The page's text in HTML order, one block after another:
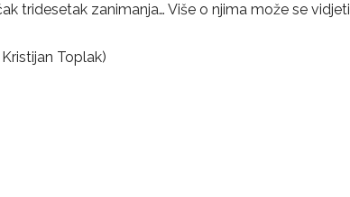
tridesetak zanimanja… Više o njima može se vidjeti
Toplak)